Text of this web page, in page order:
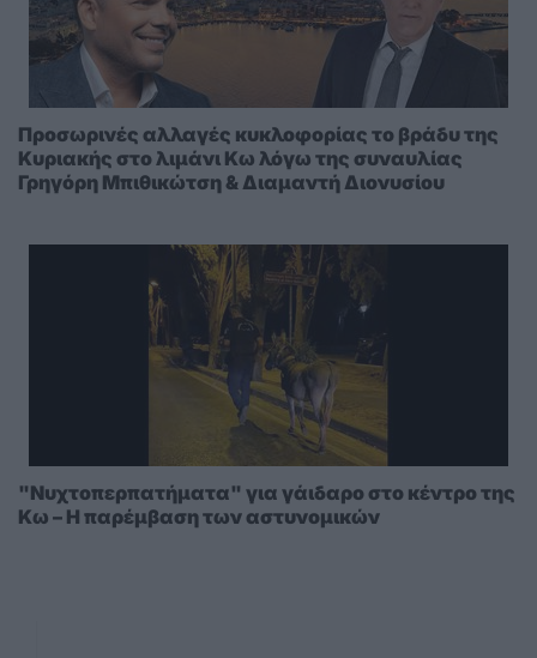
Προσωρινές αλλαγές κυκλοφορίας το βράδυ της
Κυριακής στο λιμάνι Κω λόγω της συναυλίας
Γρηγόρη Μπιθικώτση & Διαμαντή Διονυσίου
"Νυχτοπερπατήματα" για γάιδαρο στο κέντρο της
Κω – Η παρέμβαση των αστυνομικών